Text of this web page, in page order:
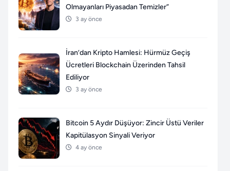
Olmayanları Piyasadan Temizler”
3 ay önce
İran’dan Kripto Hamlesi: Hürmüz Geçiş
Ücretleri Blockchain Üzerinden Tahsil
Ediliyor
3 ay önce
Bitcoin 5 Aydır Düşüyor: Zincir Üstü Veriler
Kapitülasyon Sinyali Veriyor
4 ay önce